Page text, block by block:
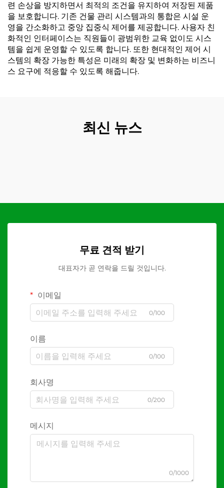
련 손상을 방지하면서 최적의 조건을 유지하여 저장된 제품
을 보호합니다. 기존 건물 관리 시스템과의 통합은 시설 운
영을 간소화하고 중앙 집중식 제어를 제공합니다. 사용자 친
화적인 인터페이스는 직원들이 광범위한 교육 없이도 시스
템을 쉽게 운영할 수 있도록 합니다. 또한 현대적인 제어 시
스템의 확장 가능한 특성은 미래의 확장 및 변화하는 비즈니
스 요구에 적응할 수 있도록 해줍니다.
최신 뉴스
무료 견적 받기
대표자가 곧 연락을 드릴 것입니다.
이메일
0/100
이름
0/100
회사명
0/200
메시지
0/1000